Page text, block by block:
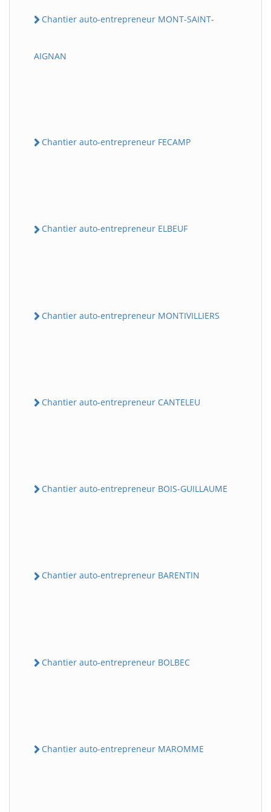
Chantier auto-entrepreneur MONT-SAINT-
AIGNAN
Chantier auto-entrepreneur FECAMP
Chantier auto-entrepreneur ELBEUF
Chantier auto-entrepreneur MONTIVILLIERS
Chantier auto-entrepreneur CANTELEU
Chantier auto-entrepreneur BOIS-GUILLAUME
Chantier auto-entrepreneur BARENTIN
Chantier auto-entrepreneur BOLBEC
Chantier auto-entrepreneur MAROMME